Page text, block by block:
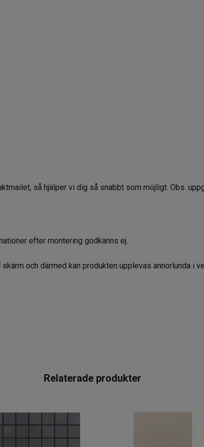
så hjälper vi dig så snabbt som möjligt. Obs.
efter montering godkänns ej.
och därmed kan produkten upplevas annorlunda i